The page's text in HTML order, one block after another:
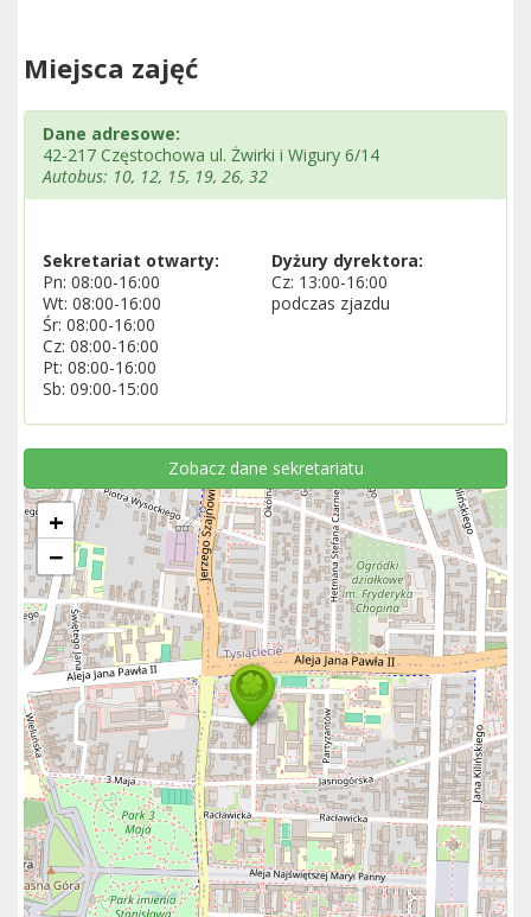
Miejsca zajęć
Dane adresowe:
42-217 Częstochowa ul. Żwirki i Wigury 6/14
Autobus: 10, 12, 15, 19, 26, 32
Sekretariat otwarty:
Pn: 08:00-16:00
Wt: 08:00-16:00
Śr: 08:00-16:00
Cz: 08:00-16:00
Pt: 08:00-16:00
Sb: 09:00-15:00
Dyżury dyrektora:
Cz: 13:00-16:00
podczas zjazdu
Zobacz dane sekretariatu
+
−